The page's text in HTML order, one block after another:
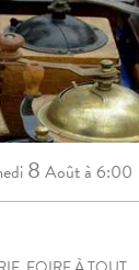
8 Aoûtà 6:00